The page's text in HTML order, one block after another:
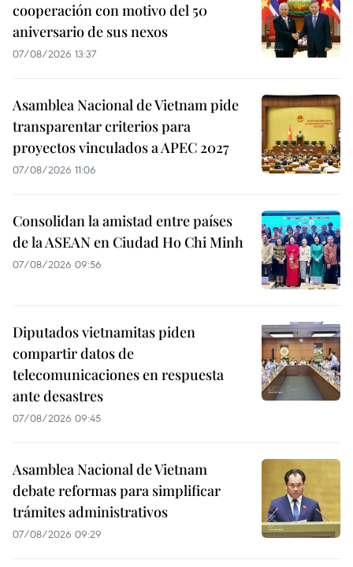
cooperación con motivo del 50
aniversario de sus nexos
07/08/2026 13:37
Asamblea Nacional de Vietnam pide
transparentar criterios para
proyectos vinculados a APEC 2027
07/08/2026 11:06
Consolidan la amistad entre países
de la ASEAN en Ciudad Ho Chi Minh
07/08/2026 09:56
Diputados vietnamitas piden
compartir datos de
telecomunicaciones en respuesta
ante desastres
07/08/2026 09:45
Asamblea Nacional de Vietnam
debate reformas para simplificar
trámites administrativos
07/08/2026 09:29